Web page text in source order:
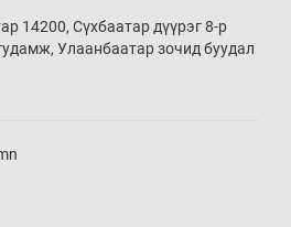
13 цаг 30 мин
цаг 00 мин
14200, Сүхбаатар дүүрэг 8-р
Улаанбаатар зочид буудал